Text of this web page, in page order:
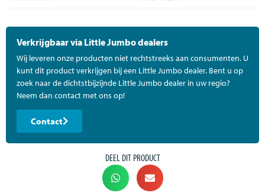
Verkrijgbaar via Little Jumbo dealers
Wij leveren onze producten niet rechtstreeks aan consumenten. U
kunt dit product verkrijgen bij een Little Jumbo dealer. Bent u op
zoek naar de dichtstbijzijnde Little Jumbo dealer in uw regio?
Neem dan contact met ons op!
Contact
DEEL DIT PRODUCT